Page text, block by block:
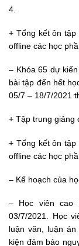
4.
+ Tổng kết ôn
offline các học
– Khóa 65 dự
bài tập đến hết
05/7 – 18/7/2021
+ Tập trung giảng
+ Tổng kết ôn
offline các học
– Kế hoạch của
– Học viên cao
03/7/2021. Học
luận văn, luận
kiện đảm bảo